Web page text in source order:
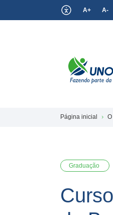
A+ A-
Página inicial
Graduação